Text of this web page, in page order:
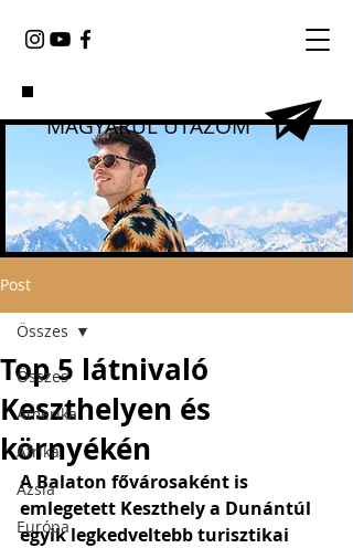
MAGYARUL UTAZOM
Post
Összes
Amerika
Afrika
Ázsia
Európa
Összes
Top 5 látnivaló
Keszthelyen és
környékén
A Balaton fővárosaként is
emlegetett Keszthely a Dunántúl
egyik legkedveltebb turisztikai